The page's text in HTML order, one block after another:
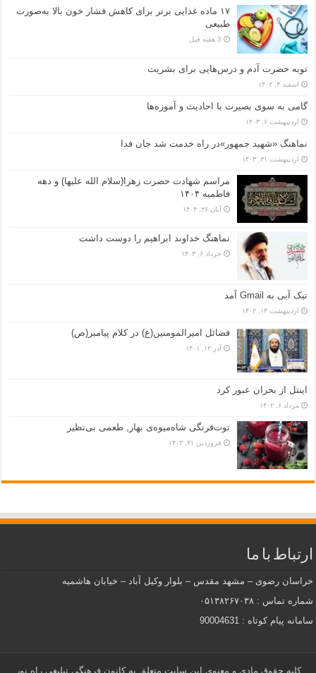
۱۷ ماده غذایی برتر برای کاهش فشار خون بالا به‌صورت
طبیعی
3 هفته قبل
توبه حضرت آدم و درس‌هایی برای بشریت
اسفند ۳, ۱۴۰۲
گامی به سوی بصیرت با احادیث و آموزه‌ها
اردیبهشت ۶, ۱۴۰۳
نماهنگ «شهید جمهور»در راه خدمت شد جان فدا
اردیبهشت ۳۱, ۱۴۰۳
مراسم شهادت حضرت زهرا(سلام الله علیها) و دهه
فاطمیه ۱۴۰۴
آبان ۲۶, ۱۴۰۴
نماهنگ خداوند ابراهیم را دوست داشت
خرداد ۶, ۱۴۰۳
تیک آبی به Gmail آمد
اردیبهشت ۱۴, ۱۴۰۲
فضائل امیرالمومنین(ع) در کلام پیامبر(ص)
آذر ۱۲, ۱۴۰۱
اینتل از بحران عبور کرد
مرداد ۶, ۱۴۰۲
توت‌فرنگی شاه‌میوه‌ی بهار, طعمی بی‌نظیر
فروردین ۳۱, ۱۴۰۳
ارتباط با ما
خراسان رضوی – مشهد مقدس – بلوار وکیل آباد – خیابان هاشمیه
شماره تماس : ۰۵۱۳۸۲۶۷۰۳۸
سامانه پیام کوتاه : 90004631
کلیه حقوق مادی و معنوی این سایت متعلق به کانون فرهنگی تبلیغی راه نور